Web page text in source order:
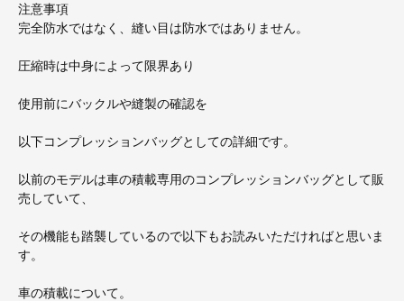
注意事項
完全防水ではなく、縫い目は防水ではありません。
圧縮時は中身によって限界あり
使用前にバックルや縫製の確認を
以下コンプレッションバッグとしての詳細です。
以前のモデルは車の積載専用のコンプレッションバッグとして販
売していて、
その機能も踏襲しているので以下もお読みいただければと思いま
す。
車の積載について。